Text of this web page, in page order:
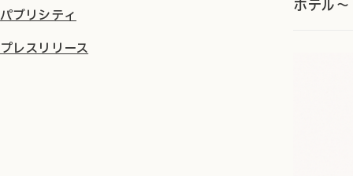
ホテル～
パブリシティ
プレスリリース